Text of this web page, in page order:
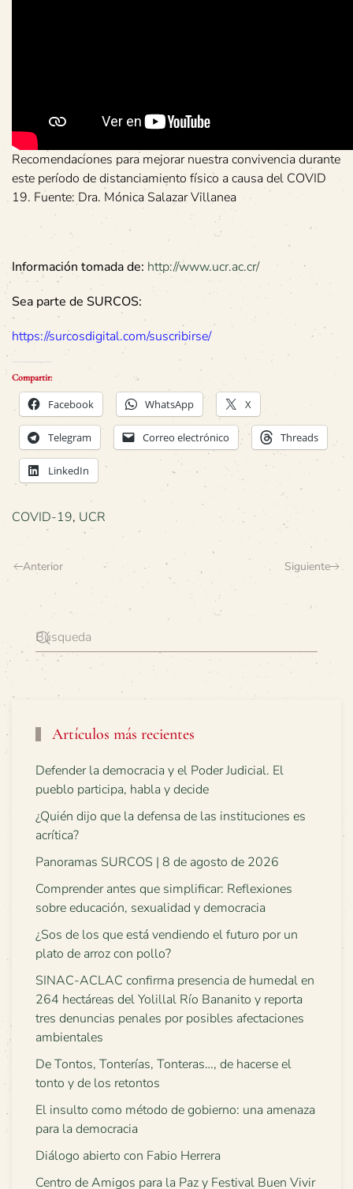
Recomendaciones para mejorar nuestra convivencia durante
este período de distanciamiento físico a causa del COVID
19. Fuente: Dra. Mónica Salazar Villanea
Información tomada de: http://www.ucr.ac.cr/
Sea parte de SURCOS:
https://surcosdigital.com/suscribirse/
Compartir:
Facebook WhatsApp X
Telegram Correo electrónico Threads
LinkedIn
COVID-19, UCR
Anterior Siguiente
Artículos más recientes
Defender la democracia y el Poder Judicial. El
pueblo participa, habla y decide
¿Quién dijo que la defensa de las instituciones es
acrítica?
Panoramas SURCOS | 8 de agosto de 2026
Comprender antes que simplificar: Reflexiones
sobre educación, sexualidad y democracia
¿Sos de los que está vendiendo el futuro por un
plato de arroz con pollo?
SINAC-ACLAC confirma presencia de humedal en
264 hectáreas del Yolillal Río Bananito y reporta
tres denuncias penales por posibles afectaciones
ambientales
De Tontos, Tonterías, Tonteras…, de hacerse el
tonto y de los retontos
El insulto como método de gobierno: una amenaza
para la democracia
Diálogo abierto con Fabio Herrera
Centro de Amigos para la Paz y Festival Buen Vivir